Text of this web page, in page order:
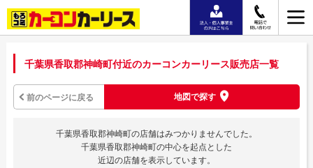
千葉県香取郡神崎町付近のカーコンカーリース販売店一覧
前のページに戻る 地図で探す
千葉県香取郡神崎町の店舗はみつかりませんでした。
千葉県香取郡神崎町の中心を起点とした
近辺の店舗を表示しています。